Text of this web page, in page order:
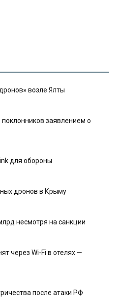
возле Ялты
заявлением о
для обороны
дронов в Крыму
несмотря на санкции
через Wi-Fi в отелях —
после атаки РФ